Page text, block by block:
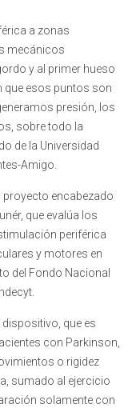
a zonas
mecánicos
y al primer hueso
que esos puntos son
presión, los
sobre todo la
de la Universidad
Amigo.
proyecto encabezado
que evalúa los
periférica
y motores en
del Fondo Nacional
que es
con Parkinson,
o rigidez
sumado al ejercicio
solamente con